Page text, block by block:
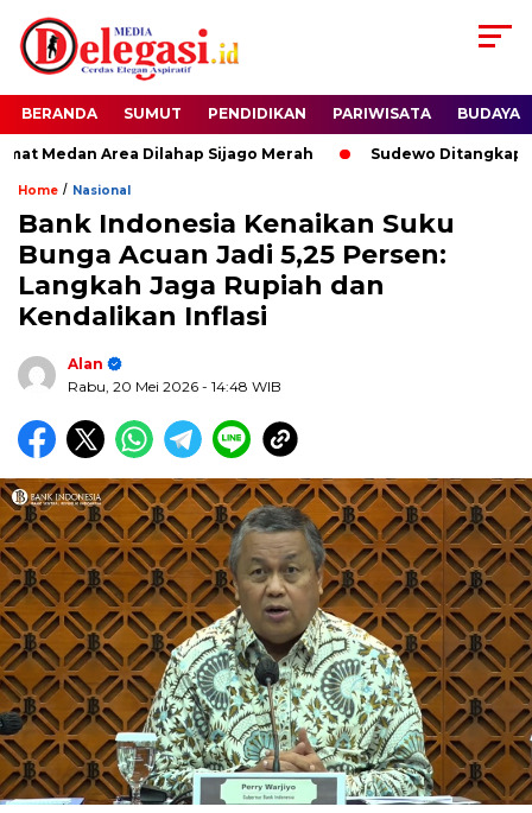
BERANDA SUMUT PENDIDIKAN PARIWISATA BUDAYA
Medan Area Dilahap Sijago Merah Sudewo Ditangkap,
Home / Nasional
Bank Indonesia Kenaikan Suku
Bunga Acuan Jadi 5,25 Persen:
Langkah Jaga Rupiah dan
Kendalikan Inflasi
Alan
Rabu, 20 Mei 2026 - 14:48 WIB